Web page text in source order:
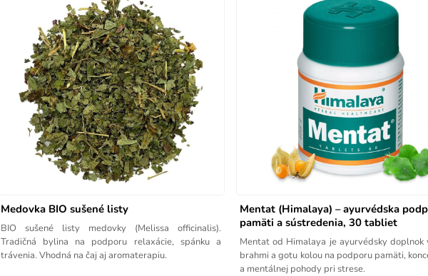
Medovka BIO sušené listy
BIO sušené listy medovky (Melissa officinalis).
Tradičná bylina na podporu relaxácie, spánku a
trávenia. Vhodná na čaj aj aromaterapiu.
Mentat (Himalaya) – ayurvédska
pamäti a sústredenia, 30 tabliet
Mentat od Himalaya je ayurvédsky doplnok
brahmi a gotu kolou na podporu pamäti,
a mentálnej pohody pri strese.